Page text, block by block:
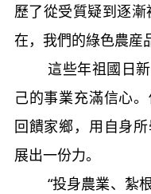
歷了從受質疑到逐
在，我們的綠色農産
這些年祖國日新
己的事業充滿信心
回饋家鄉，用自身
展出一份力。
“投身農業、紮根